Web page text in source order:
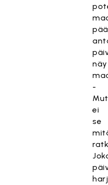
-
ei
se